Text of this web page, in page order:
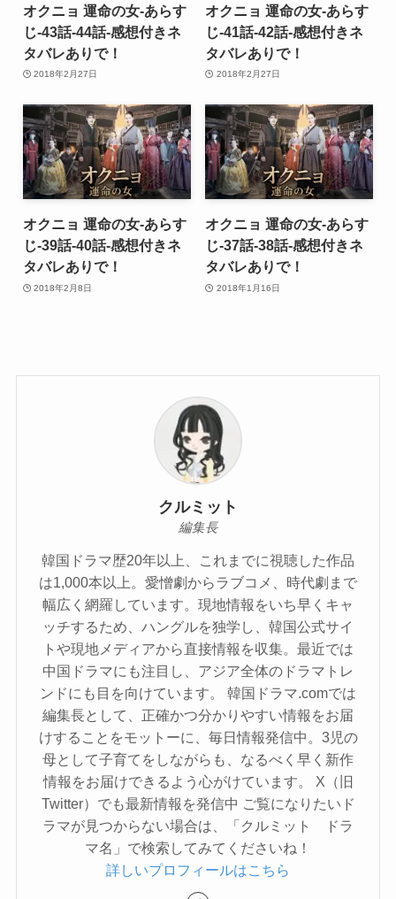
オクニョ 運命の女-あらす
じ-43話-44話-感想付きネ
タバレありで！
2018年2月27日
オクニョ 運命の女-あらす
じ-41話-42話-感想付きネ
タバレありで！
2018年2月27日
オクニョ 運命の女-あらす
じ-39話-40話-感想付きネ
タバレありで！
2018年2月8日
オクニョ 運命の女-あらす
じ-37話-38話-感想付きネ
タバレありで！
2018年1月16日
クルミット
編集長
韓国ドラマ歴20年以上、これまでに視聴した作品
は1,000本以上。愛憎劇からラブコメ、時代劇まで
幅広く網羅しています。現地情報をいち早くキャ
ッチするため、ハングルを独学し、韓国公式サイ
トや現地メディアから直接情報を収集。最近では
中国ドラマにも注目し、アジア全体のドラマトレ
ンドにも目を向けています。 韓国ドラマ.comでは
編集長として、正確かつ分かりやすい情報をお届
けすることをモットーに、毎日情報発信中。3児の
母として子育てをしながらも、なるべく早く新作
情報をお届けできるよう心がけています。 X（旧
Twitter）でも最新情報を発信中 ご覧になりたいド
ラマが見つからない場合は、「クルミット ドラ
マ名」で検索してみてくださいね！
詳しいプロフィールはこちら